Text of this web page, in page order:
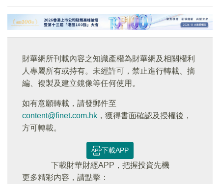
財華網所刊載內容之知識產權為財華網及相關權利
人專屬所有或持有。未經許可，禁止進行轉載、摘
編、複製及建立鏡像等任何使用。
如有意願轉載，請發郵件至
content@finet.com.hk ，獲得書面確認及授權後，
方可轉載。
下載APP
下載財華財經APP，把握投資先機
更多精彩内容，請點擊：